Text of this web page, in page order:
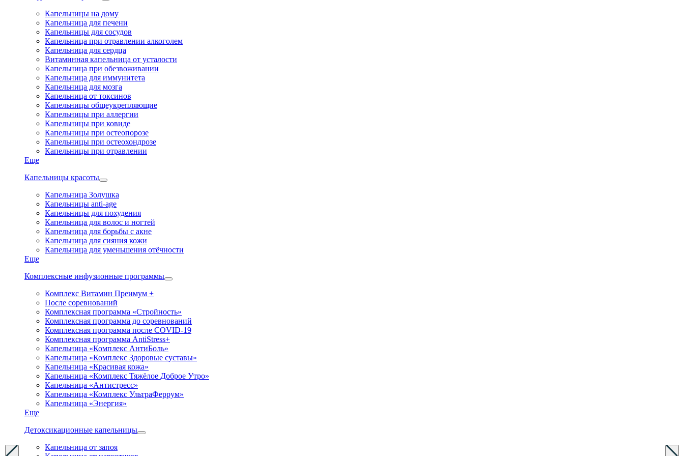
Капельницы на дому
Капельница для печени
Капельницы для сосудов
Капельница при отравлении алкоголем
Капельница для сердца
Витаминная капельница от усталости
Капельница при обезвоживании
Капельница для иммунитета
Капельница для мозга
Капельница от токсинов
Капельницы общеукрепляющие
Капельницы при аллергии
Капельницы при ковиде
Капельницы при остеопорозе
Капельницы при остеохондрозе
Капельницы при отравлении
Еще
Капельницы красоты
Капельница Золушка
Капельницы anti-age
Капельницы для похудения
Капельница для волос и ногтей
Капельница для борьбы с акне
Капельница для сияния кожи
Капельница для уменьшения отёчности
Еще
Комплексные инфузионные программы
Комплекс Витамин Преимум +
После соревнований
Комплексная программа «Стройность»
Комплексная программа до соревнований
Комплексная программа после COVID-19
Комплексная программа AntiStress+
Капельница «Комплекс АнтиБоль»
Капельница «Комплекс Здоровые суставы»
Капельница «Красивая кожа»
Капельница «Комплекс Тяжёлое Доброе Утро»
Капельница «Антистресс»
Капельница «Комплекс УльтраФеррум»
Капельница «Энергия»
Еще
Детоксикационные капельницы
Капельница от запоя